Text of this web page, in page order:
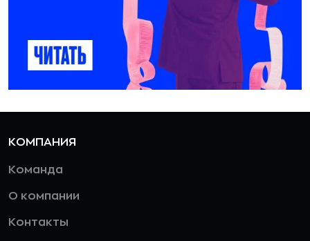
КОМПАНИЯ
Команда
О компании
Контакты